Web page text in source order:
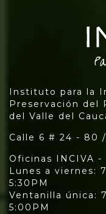
Instituto para la
Preservación del
del Valle del
Calle 6 # 24 - 80
Oficinas INCIVA -
Lunes a viernes:
5:30PM
Ventanilla única:
5:00PM